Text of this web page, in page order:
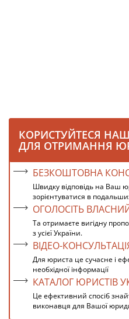
КОРИСТУЙТЕСЯ
ДЛЯ ОТРИМАННЯ
БЕЗКОШТОВНА
Швидку відповідь на Ваш
зорієнтуватися в
ОГОЛОСІТЬ
Та отримаєте вигідну
з усієї України.
ВІДЕО-
Для юриста це сучасне і
необхідної інформації
КАТАЛОГ ЮРИСТІВ
Це ефективний спосіб
виконавця для Вашої